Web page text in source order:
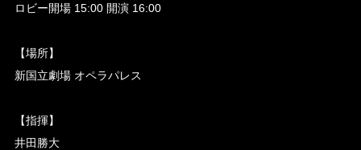
ロビー開場 15:00 開演 16:00
【場所】
新国立劇場 オペラパレス
【指揮】
井田勝大